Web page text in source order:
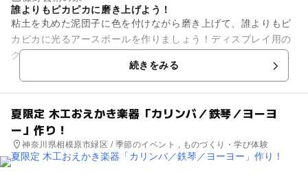
誰よりもピカピカに磨き上げよう！
粘土を丸めた泥団子に色を付けながら磨き上げて、誰よりもピ
カピカに光るアースボールを作りましょう！ディスプレイ用の
クリアボックス付き。飾っても楽しめます！（サイズ：直径約
続きをみる
夏限定 木工おえかき楽器「カリンバ／鉄琴／ヨーヨ
ー」作り！
神奈川県相模原市緑区 / 季節のイベント , ものづくり・学び体験